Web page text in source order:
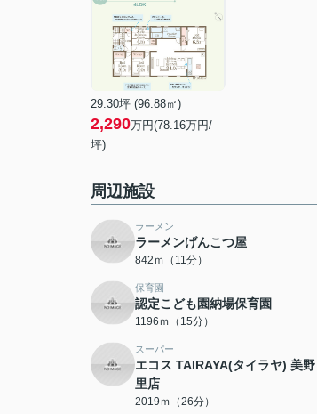
29.30坪 (96.88㎡)
2,290万円(78.16万円/
坪)
周辺施設
ラーメン
ラーメンげんこつ屋
842ｍ（11分）
保育園
認定こども園納場保育園
1196ｍ（15分）
スーパー
エコス TAIRAYA(タイラヤ) 美野
里店
2019ｍ（26分）